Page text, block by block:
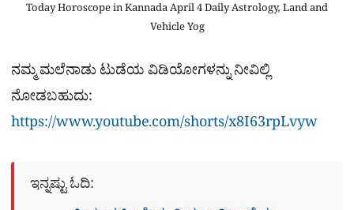
Today Horoscope in Kannada April 4 Daily Astrology, Land and
Vehicle Yog
ನಮ್ಮ ಮಲೆನಾಡು ಟುಡೆಯ ವಿಡಿಯೋಗಳನ್ನು ನೀವಿಲ್ಲಿ
ನೋಡಬಹುದು:
https://www.youtube.com/shorts/x8I63rpLvyw
ಇನ್ನಷ್ಟು ಓದಿ: